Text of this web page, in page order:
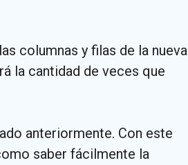
columnas y filas de la nueva
la cantidad de veces que
anteriormente. Con este
saber fácilmente la